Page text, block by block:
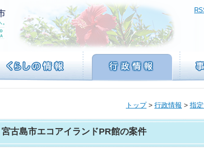
トップ> 行政情報 > 指
宮古島市エコアイランドPR館の案件